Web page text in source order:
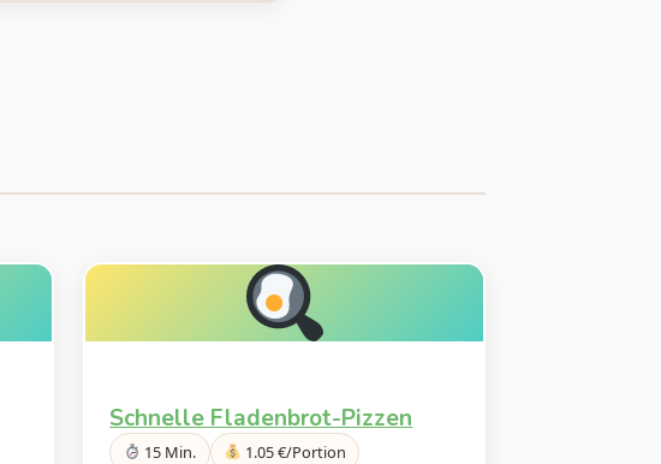
Schnelle Fladenbrot-Pizzen
15 Min.
1.05 €/Portion